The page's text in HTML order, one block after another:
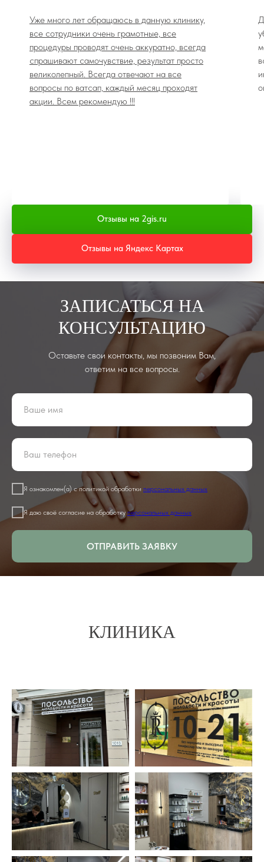
Уже много лет обращаюсь в данную клинику,
все сотрудники очень грамотные, все
процедуры проводят очень аккуратно, всегда
спрашивают самочувствие, результат просто
великолепный. Всегда отвечают на все
вопросы по ватсап, каждый месяц проходят
акции. Всем рекомендую !!!
Отзывы на 2gis.ru
Отзывы на Яндекс Картах
ЗАПИСАТЬСЯ НА
КОНСУЛЬТАЦИЮ
Оставьте свои контакты, мы позвоним Вам,
ответим на все вопросы.
Я ознакомлен(а) с политикой обработки персональных данных
Я даю своё согласие на обработкуперсональных данных
ОТПРАВИТЬ ЗАЯВКУ
КЛИНИКА